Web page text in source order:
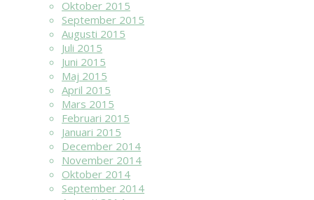
Oktober 2015
September 2015
Augusti 2015
Juli 2015
Juni 2015
Maj 2015
April 2015
Mars 2015
Februari 2015
Januari 2015
December 2014
November 2014
Oktober 2014
September 2014